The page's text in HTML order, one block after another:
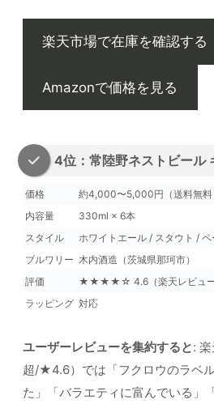
楽天市場で在庫を確認する
Amazonで価格を見る
4位：常陸野ネストビール
価格
約4,000〜5,000円（送料無料
内容量
330ml × 6本
スタイル
ホワイトエール / スタウト /
ブルワリー 木内酒造（茨城県那珂市）
評価
★★★★☆ 4.6（楽天レビュー
ラッピング 対応
ユーザーレビューを集約すると:
超/★4.6）では「フクロウのラベ
た」「バラエティに富んでいる」